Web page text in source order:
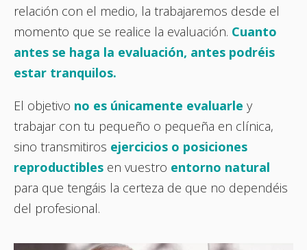
relación con el medio, la trabajaremos desde el
momento que se realice la evaluación. Cuanto
antes se haga la evaluación, antes podréis
estar tranquilos.
El objetivo no es únicamente evaluarle y
trabajar con tu pequeño o pequeña en clínica,
sino transmitiros ejercicios o posiciones
reproductibles en vuestro entorno natural
para que tengáis la certeza de que no dependéis
del profesional.